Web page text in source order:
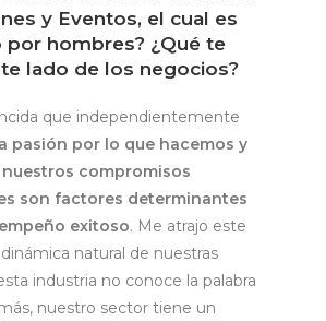
y Eventos, el cual es
por hombres? ¿Qué te
lado de los negocios?
que independientemente
pasión por lo que hacemos y
compromisos
son factores determinantes
exitoso. Me atrajo este
natural de nuestras
industria no conoce la palabra
nuestro sector tiene un